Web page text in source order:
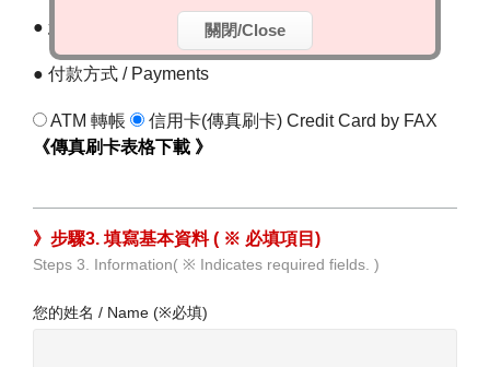
關閉/Close
● 您要連續住 晚, 訂 間房間
● 付款方式 / Payments
ATM 轉帳
信用卡(傳真刷卡) Credit Card by FAX
《傳真刷卡表格下載 》
》步驟3. 填寫基本資料 ( ※ 必填項目)
Steps 3. Information( ※ Indicates required fields. )
您的姓名 / Name (※必填)